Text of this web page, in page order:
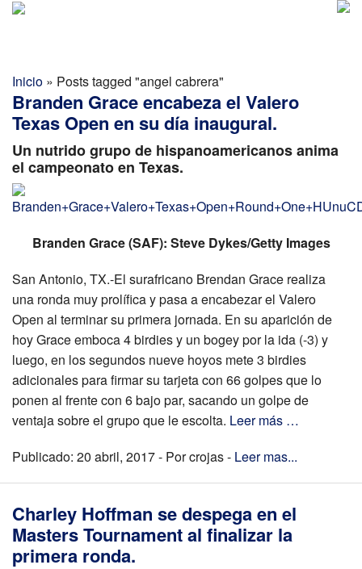
Noticias
Inicio » Posts tagged "angel cabrera"
Branden Grace encabeza el Valero
Texas Open en su día inaugural.
Un nutrido grupo de hispanoamericanos anima
el campeonato en Texas.
Branden Grace (SAF): Steve Dykes/Getty Images
San Antonio, TX.-El surafricano Brendan Grace realiza
una ronda muy prolífica y pasa a encabezar el Valero
Open al terminar su primera jornada. En su aparición de
hoy Grace emboca 4 birdies y un bogey por la ida (-3) y
luego, en los segundos nueve hoyos mete 3 birdies
adicionales para firmar su tarjeta con 66 golpes que lo
ponen al frente con 6 bajo par, sacando un golpe de
ventaja sobre el grupo que le escolta. Leer más …
Publicado: 20 abril, 2017 - Por crojas - Leer mas...
Charley Hoffman se despega en el
Masters Tournament al finalizar la
primera ronda.